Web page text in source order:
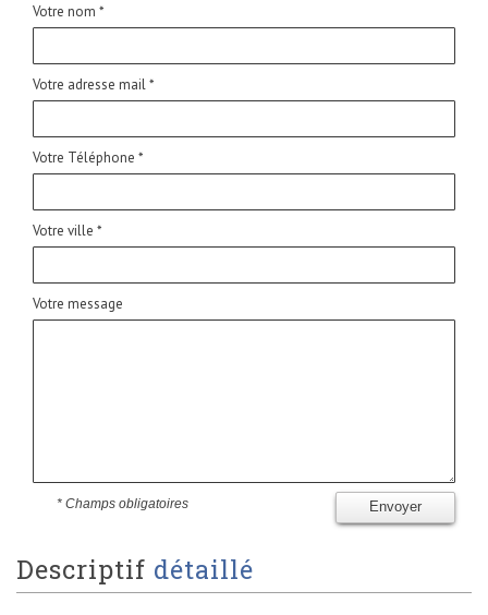
Votre nom *
Votre adresse mail *
Votre Téléphone *
Votre ville *
Votre message
Envoyer
* Champs obligatoires
descriptif détaillé